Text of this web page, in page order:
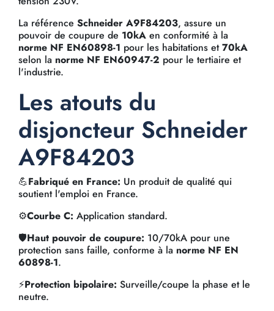
La référence Schneider A9F84203, assure un
pouvoir de coupure de 10kA en conformité à la
norme NF EN60898-1 pour les habitations et70kA
selon la norme NF EN60947-2 pour le tertiaire et
l'industrie.
Les atouts du
disjoncteur Schneider
A9F84203
💪Fabriqué en France: Un produit de qualité qui
soutient l'emploi en France.
⚙️Courbe C: Application standard.
🛡️Haut pouvoir de coupure: 10/70kA pour une
protection sans faille, conforme à la norme NF EN
60898-1.
⚡Protection bipolaire: Surveille/coupe la phase et le
neutre.